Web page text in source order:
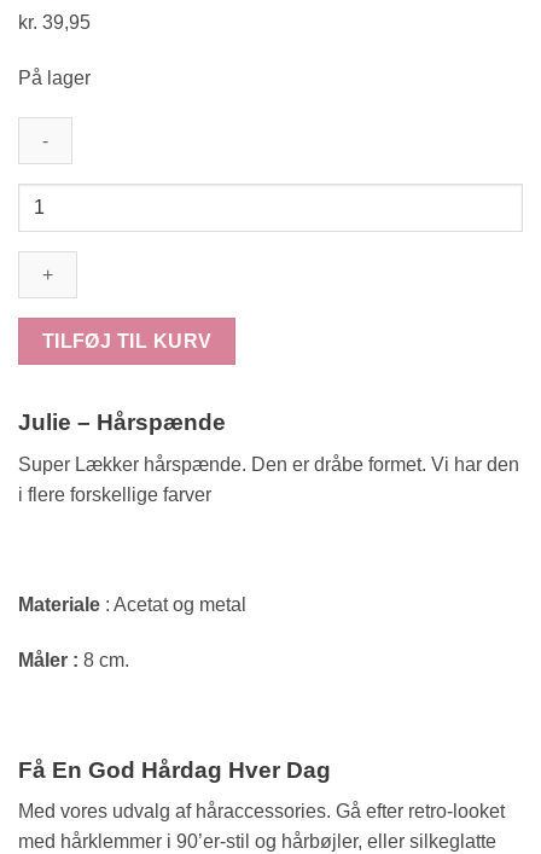
kr. 39,95
På lager
Julie
Hårspænde
antal
TILFØJ TIL KURV
Julie – Hårspænde
Super Lækker hårspænde. Den er dråbe formet. Vi har den
i flere forskellige farver
Materiale : Acetat og metal
Måler : 8 cm.
Få En God Hårdag Hver Dag
Med vores udvalg af håraccessories. Gå efter retro-looket
med hårklemmer i 90’er-stil og hårbøjler, eller silkeglatte